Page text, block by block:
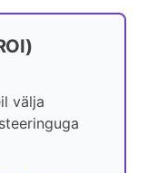
välja